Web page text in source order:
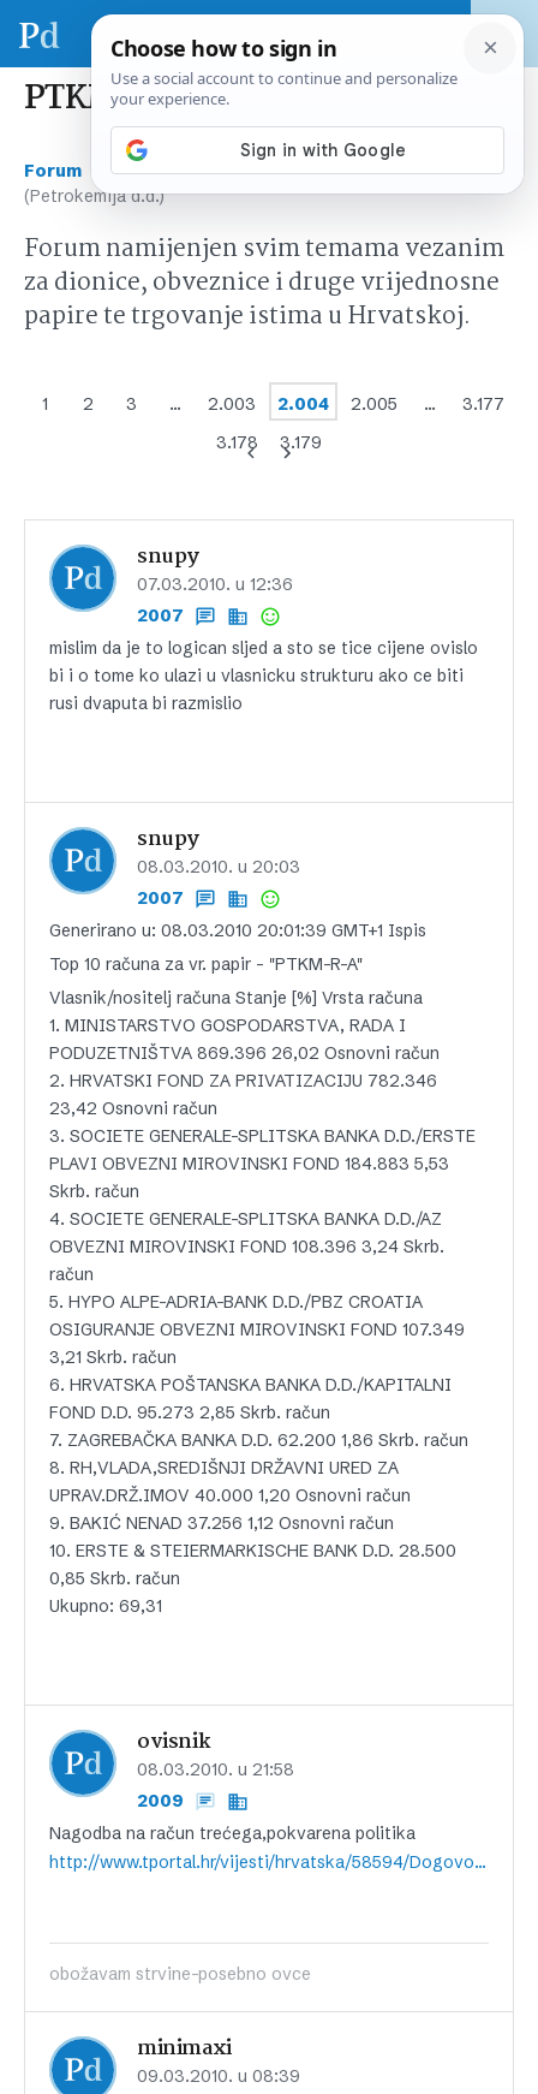
PTKM (Petrokemija d.d.)
Forum Tržište kapitala Hrvatska ›
PTKM
(Petrokemija d.d.)
Forum namijenjen svim temama vezanim
za dionice, obveznice i druge vrijednosne
papire te trgovanje istima u Hrvatskoj.
1 2 3 … 2.003 2.004 2.005 …
3.177
3.178
3.179
snupy
07.03.2010. u 12:36
2007
mislim da je to logican sljed a sto se tice cijene ovislo
bi i o tome ko ulazi u vlasnicku strukturu ako ce biti
rusi dvaputa bi razmislio
snupy
08.03.2010. u 20:03
2007
Generirano u: 08.03.2010 20:01:39 GMT+1 Ispis
Top 10 računa za vr. papir – "PTKM-R-A"
Vlasnik/nositelj računa Stanje [%] Vrsta računa
1. MINISTARSTVO GOSPODARSTVA, RADA I
PODUZETNIŠTVA 869.396 26,02 Osnovni račun
2. HRVATSKI FOND ZA PRIVATIZACIJU 782.346
23,42 Osnovni račun
3. SOCIETE GENERALE-SPLITSKA BANKA D.D./ERSTE
PLAVI OBVEZNI MIROVINSKI FOND 184.883 5,53
Skrb. račun
4. SOCIETE GENERALE-SPLITSKA BANKA D.D./AZ
OBVEZNI MIROVINSKI FOND 108.396 3,24 Skrb.
račun
5. HYPO ALPE-ADRIA-BANK D.D./PBZ CROATIA
OSIGURANJE OBVEZNI MIROVINSKI FOND 107.349
3,21 Skrb. račun
6. HRVATSKA POŠTANSKA BANKA D.D./KAPITALNI
FOND D.D. 95.273 2,85 Skrb. račun
7. ZAGREBAČKA BANKA D.D. 62.200 1,86 Skrb. račun
8. RH,VLADA,SREDIŠNJI DRŽAVNI URED ZA
UPRAV.DRŽ.IMOV 40.000 1,20 Osnovni račun
9. BAKIĆ NENAD 37.256 1,12 Osnovni račun
10. ERSTE & STEIERMARKISCHE BANK D.D. 28.500
0,85 Skrb. račun
Ukupno: 69,31
ovisnik
08.03.2010. u 21:58
2009
Nagodba na račun trećega,pokvarena politika
http://www.tportal.hr/vijesti/hrvatska/58594/Dogovor-Vlade-i-seljaka-protivan-je-EU.html
obožavam strvine-posebno ovce
minimaxi
09.03.2010. u 08:39